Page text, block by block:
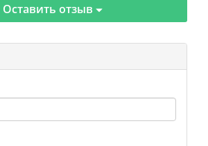
Оставить отзыв